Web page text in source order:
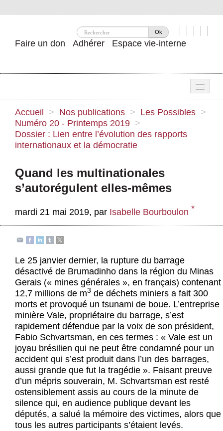
Ok
Faire un don Adhérer Espace vie-interne
Attac ?
Nos idées
Se mobiliser
Publications
Agenda
Accueil > Nos publications > Les Possibles >
Numéro 20 - Printemps 2019 >
Dossier : Lien entre l’évolution des rapports
internationaux et la démocratie
Quand les multinationales
s’autorégulent elles-mêmes
mardi 21 mai 2019, par Isabelle Bourboulon *
Le 25 janvier dernier, la rupture du barrage
désactivé de Brumadinho dans la région du Minas
Gerais (« mines générales », en français) contenant
12,7 millions de m3 de déchets miniers a fait 300
morts et provoqué un tsunami de boue. L’entreprise
minière Vale, propriétaire du barrage, s’est
rapidement défendue par la voix de son président,
Fabio Schvartsman, en ces termes : « Vale est un
joyau brésilien qui ne peut être condamné pour un
accident qui s’est produit dans l’un des barrages,
aussi grande que fut la tragédie ». Faisant preuve
d’un mépris souverain, M. Schvartsman est resté
ostensiblement assis au cours de la minute de
silence qui, en audience publique devant les
députés, a salué la mémoire des victimes, alors que
tous les autres participants s’étaient levés.